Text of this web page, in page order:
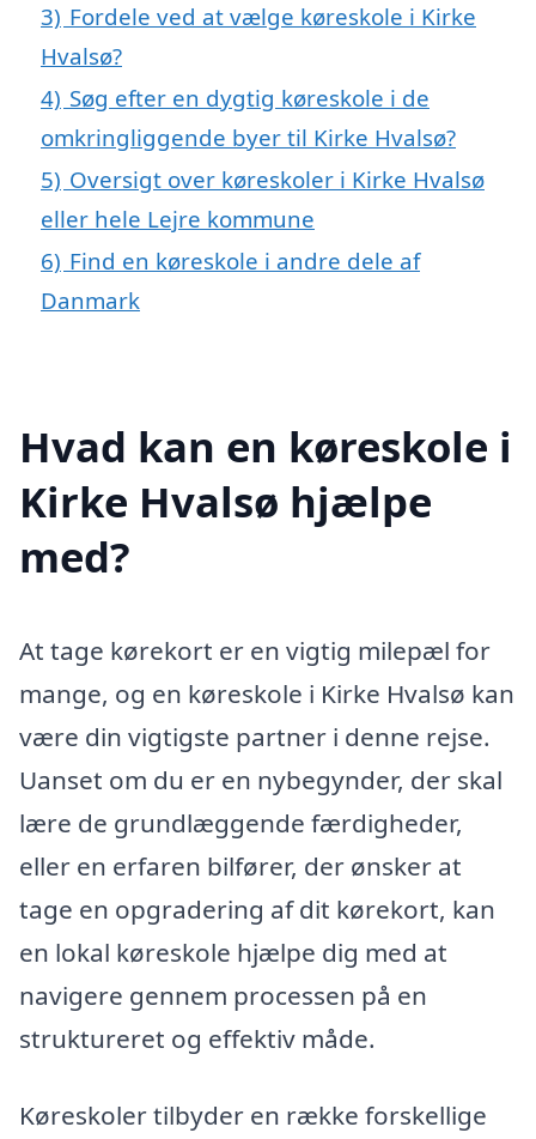
3) Fordele ved at vælge køreskole i Kirke
Hvalsø?
4) Søg efter en dygtig køreskole i de
omkringliggende byer til Kirke Hvalsø?
5) Oversigt over køreskoler i Kirke Hvalsø
eller hele Lejre kommune
6) Find en køreskole i andre dele af
Danmark
Hvad kan en køreskole i
Kirke Hvalsø hjælpe
med?
At tage kørekort er en vigtig milepæl for
mange, og en køreskole i Kirke Hvalsø kan
være din vigtigste partner i denne rejse.
Uanset om du er en nybegynder, der skal
lære de grundlæggende færdigheder,
eller en erfaren bilfører, der ønsker at
tage en opgradering af dit kørekort, kan
en lokal køreskole hjælpe dig med at
navigere gennem processen på en
struktureret og effektiv måde.
Køreskoler tilbyder en række forskellige